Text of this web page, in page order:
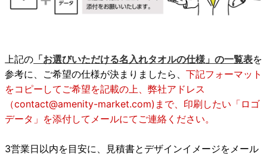
上記の 「お選びいただける名入れタオルの仕様」の一覧表を
参考に、ご希望の仕様が決まりましたら、 下記フォーマット
をコピーしてご希望を記載の上、弊社アドレス
（contact@amenity-market.com)まで、印刷したい「ロゴ
データ」を添付してメールにてご連絡ください。
3営業日以内を目安に、見積書とデザインイメージをメール